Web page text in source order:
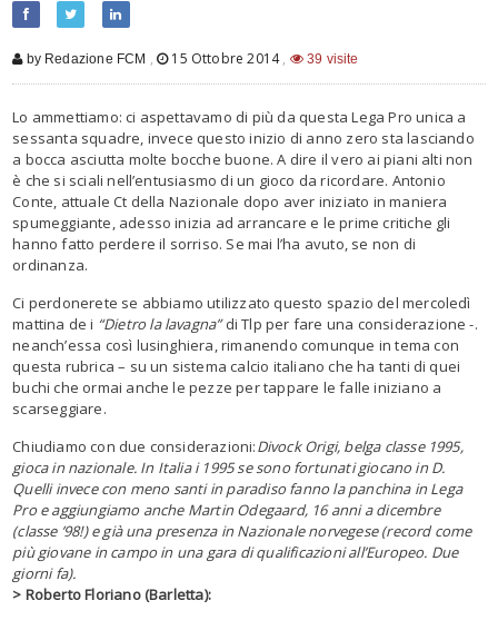
by Redazione FCM , 15 Ottobre 2014, 39 visite
Lo ammettiamo: ci aspettavamo di più da questa Lega Pro unica a
sessanta squadre, invece questo inizio di anno zero sta lasciando
a bocca asciutta molte bocche buone. A dire il vero ai piani alti non
è che si sciali nell’entusiasmo di un gioco da ricordare. Antonio
Conte, attuale Ct della Nazionale dopo aver iniziato in maniera
spumeggiante, adesso inizia ad arrancare e le prime critiche gli
hanno fatto perdere il sorriso. Se mai l’ha avuto, se non di
ordinanza.
Ci perdonerete se abbiamo utilizzato questo spazio del mercoledì
mattina de i “Dietro la lavagna”di Tlp per fare una considerazione -.
neanch’essa così lusinghiera, rimanendo comunque in tema con
questa rubrica – su un sistema calcio italiano che ha tanti di quei
buchi che ormai anche le pezze per tappare le falle iniziano a
scarseggiare.
Chiudiamo con due considerazioni:Divock Origi, belga classe 1995,
gioca in nazionale. In Italia i 1995 se sono fortunati giocano in D.
Quelli invece con meno santi in paradiso fanno la panchina in Lega
Pro e aggiungiamo anche Martin Odegaard, 16 anni a dicembre
(classe ’98!) e già una presenza in Nazionale norvegese (record come
più giovane in campo in una gara di qualificazioni all’Europeo. Due
giorni fa).
> Roberto Floriano (Barletta):